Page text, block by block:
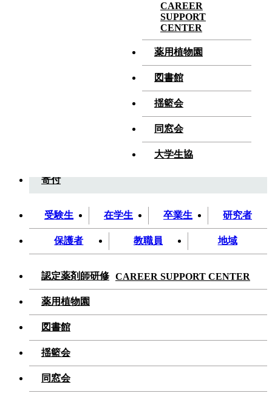
CAREER
SUPPORT
CENTER
薬用植物園
図書館
揺籃会
同窓会
大学生協
HOSHI UNIVERSITY
PREPARATORY STUDENT
LABORATORIES
寄付
受験生 在学生 卒業生 研究者
保護者 教職員 地域
認定薬剤師研修 CAREER SUPPORT CENTER
薬用植物園
図書館
揺籃会
同窓会